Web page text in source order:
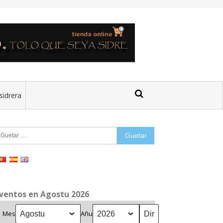
en Agostu 2026
Mes Añu